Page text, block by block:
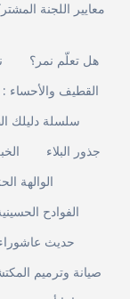
معايير اللجنة
هل تعلّم نمر؟
القطيف والأحساء :
سلسلة دليلك
جذور البلاء
الوالهة
الفوادح
حديث
صيانة وترميم